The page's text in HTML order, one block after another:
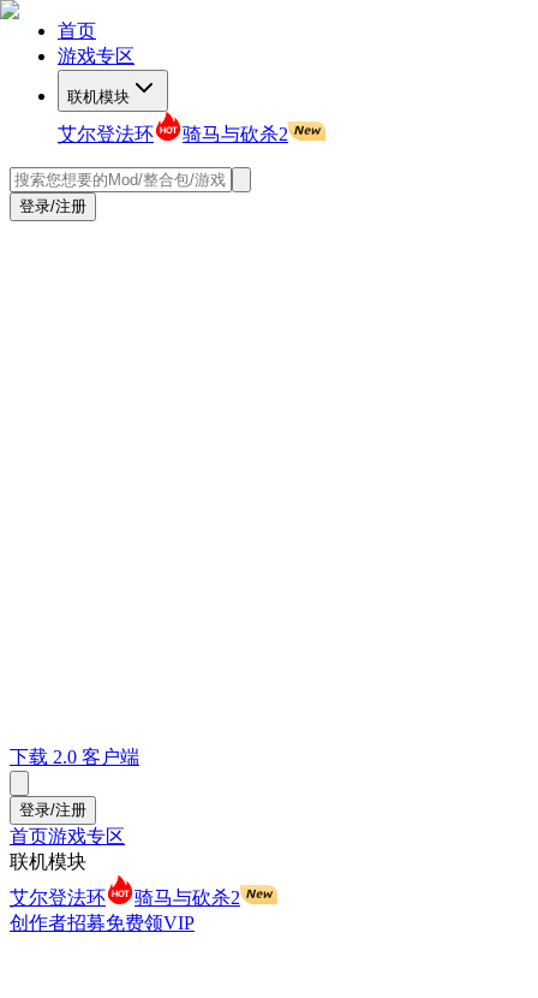
首页
游戏专区
联机模块
艾尔登法环 骑马与砍杀2
登录/注册
下载 2.0 客户端
登录/注册
首页游戏专区
联机模块
艾尔登法环
骑马与砍杀2
创作者招募免费领VIP